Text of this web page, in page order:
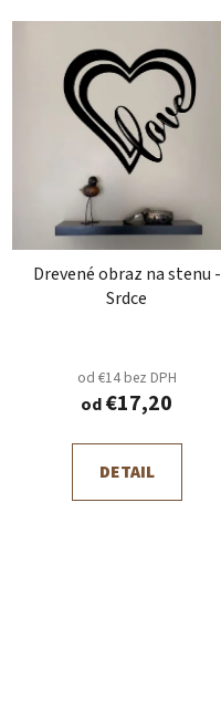
Drevené obraz na stenu -
Srdce
od €14 bez DPH
od€17,20
DETAIL